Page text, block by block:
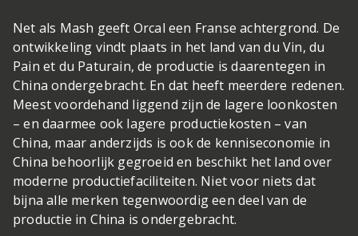
Net als Mash geeft Orcal een Franse achtergrond. De
ontwikkeling vindt plaats in het land van du Vin, du
Pain et du Paturain, de productie is daarentegen in
China ondergebracht. En dat heeft meerdere redenen.
Meest voordehand liggend zijn de lagere loonkosten
– en daarmee ook lagere productiekosten – van
China, maar anderzijds is ook de kenniseconomie in
China behoorlijk gegroeid en beschikt het land over
moderne productiefaciliteiten. Niet voor niets dat
bijna alle merken tegenwoordig een deel van de
productie in China is ondergebracht.